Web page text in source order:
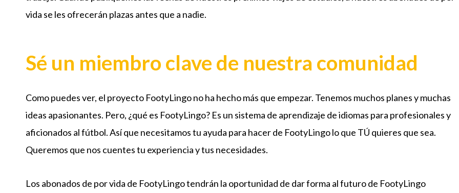
vida se les ofrecerán plazas antes que a nadie.
Sé un miembro clave de nuestra comunidad
Como puedes ver, el proyecto FootyLingo no ha hecho más que empezar. Tenemos muchos planes y muchas
ideas apasionantes. Pero, ¿qué es FootyLingo? Es un sistema de aprendizaje de idiomas para profesionales y
aficionados al fútbol. Así que necesitamos tu ayuda para hacer de FootyLingo lo que TÚ quieres que sea.
Queremos que nos cuentes tu experiencia y tus necesidades.
Los abonados de por vida de FootyLingo tendrán la oportunidad de dar forma al futuro de FootyLingo